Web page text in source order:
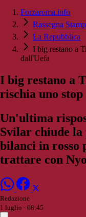
Forzaroma.info
Rassegna
La Repubblica
I big restano a
dall'Uefa
I big restano a
rischia uno
Un'ultima
Svilar chiude
bilanci in rosso
trattare con
Redazione
1 luglio - 08:45